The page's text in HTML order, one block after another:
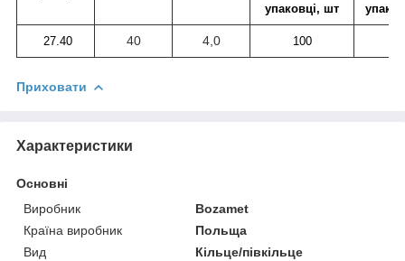
упаковці, шт
27.40 40 4,0 100
Приховати
Характеристики
Основні
Виробник
Bozamet
Країна виробник
Польща
Вид
Кільце/півкільце